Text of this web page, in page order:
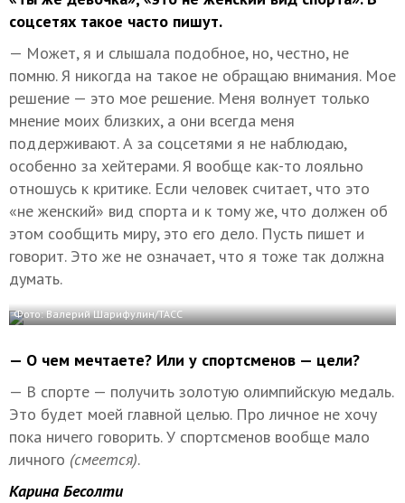
соцсетях такое часто пишут.
— Может, я и слышала подобное, но, честно, не
помню. Я никогда на такое не обращаю внимания. Мое
решение — это мое решение. Меня волнует только
мнение моих близких, а они всегда меня
поддерживают. А за соцсетями я не наблюдаю,
особенно за хейтерами. Я вообще как-то лояльно
отношусь к критике. Если человек считает, что это
«не женский» вид спорта и к тому же, что должен об
этом сообщить миру, это его дело. Пусть пишет и
говорит. Это же не означает, что я тоже так должна
думать.
Фото: Валерий Шарифулин/ТАСС
— О чем мечтаете? Или у спортсменов — цели?
— В спорте — получить золотую олимпийскую медаль.
Это будет моей главной целью. Про личное не хочу
пока ничего говорить. У спортсменов вообще мало
личного (смеется).
Карина Бесолти